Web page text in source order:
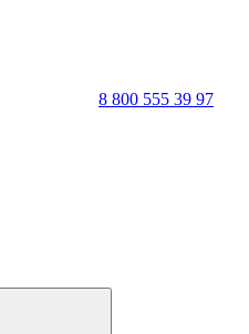
8 800 555 39 97